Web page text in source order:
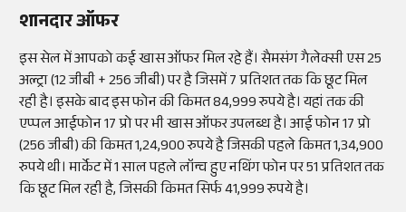
शानदार ऑफर
इस सेल में आपको कई खास ऑफर मिल रहे हैं। सैमसंग गैलेक्सी एस 25
अल्ट्रा (12 जीबी + 256 जीबी) पर है जिसमें 7 प्रतिशत तक कि छूट मिल
रही है। इसके बाद इस फोन की किमत 84,999 रुपये है। यहां तक की
एप्पल आईफोन 17 प्रो पर भी खास ऑफर उपलब्ध है। आई फोन 17 प्रो
(256 जीबी) की किमत 1,24,900 रुपये है जिसकी पहले किमत 1,34,900
रुपये थी। मार्केट में 1 साल पहले लॉन्च हुए नथिंग फोन पर 51 प्रतिशत तक
कि छूट मिल रही है, जिसकी किमत सिर्फ 41,999 रुपये है।